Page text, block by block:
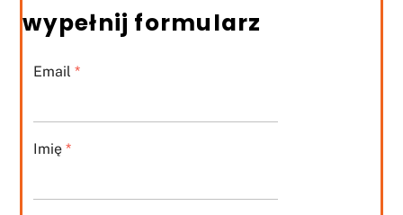
wypełnij formularz
Email*
Imię*